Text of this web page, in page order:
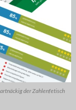
der Zahlenfetisch